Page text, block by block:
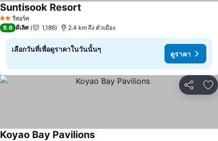
2 ดาวรีสอร์ท
Suntisook Resort
9.6 ดีเลิศ 1,186 2.4 km ถึง ตัวเมือง
เลือกวันที่เพื่อดูราคาในวันนั้นๆ
ดูราคา
แชร์ เ
Koyao Bay Pavilions